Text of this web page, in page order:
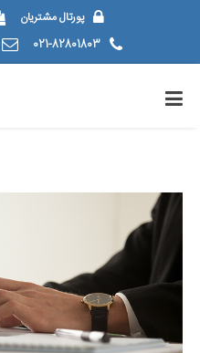
پورتال مشتریان
021-82801803